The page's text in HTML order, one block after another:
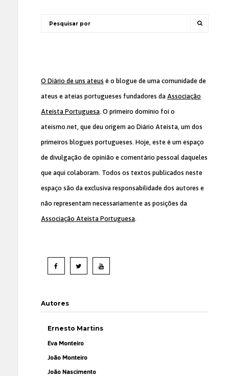
O Diário de uns ateus é o blogue de uma comunidade de
ateus e ateias portugueses fundadores da Associação
Ateísta Portuguesa. O primeiro domínio foi o
ateismo.net, que deu origem ao Diário Ateísta, um dos
primeiros blogues portugueses. Hoje, este é um espaço
de divulgação de opinião e comentário pessoal daqueles
que aqui colaboram. Todos os textos publicados neste
espaço são da exclusiva responsabilidade dos autores e
não representam necessariamente as posições da
Associação Ateísta Portuguesa.
Autores
Ernesto Martins
Eva Monteiro
João Monteiro
João Nascimento